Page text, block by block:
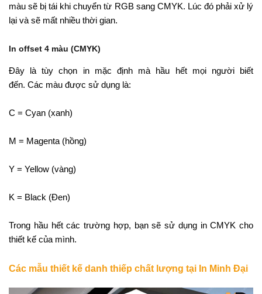
màu sẽ bị tái khi chuyển từ RGB sang CMYK. Lúc đó phải xử lý
lại và sẽ mất nhiều thời gian.
In offset 4 màu (CMYK)
Đây là tùy chọn in mặc định mà hầu hết mọi người biết
đến. Các màu được sử dụng là:
C = Cyan (xanh)
M = Magenta (hồng)
Y = Yellow (vàng)
K = Black (Đen)
Trong hầu hết các trường hợp, bạn sẽ sử dụng in CMYK cho
thiết kế của mình.
Các mẫu thiết kế danh thiếp chất lượng tại In Minh Đại